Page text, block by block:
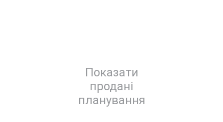
Показати
продані
планування